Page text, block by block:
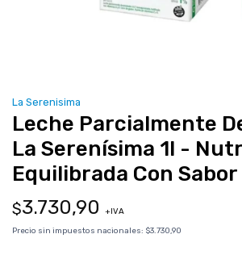
La Serenisima
Leche Parcialmente
La Serenísima 1l -
Equilibrada Con Sabor
$3.730,90
+IVA
Precio sin impuestos nacionales: $3.730,90